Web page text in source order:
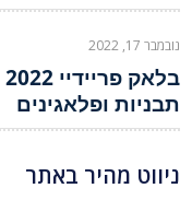
נובמבר 17, 2022
תבניות ופלאגינים
ניווט מהיר באתר